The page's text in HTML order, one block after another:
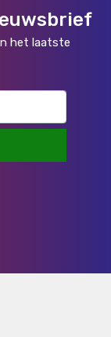
het laatste